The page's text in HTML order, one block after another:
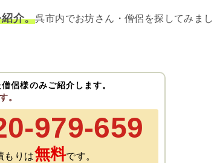
介。呉市内でお坊さん・僧侶を探してみまし
侶様のみご紹介します。
。
979-659
もりは無料です。